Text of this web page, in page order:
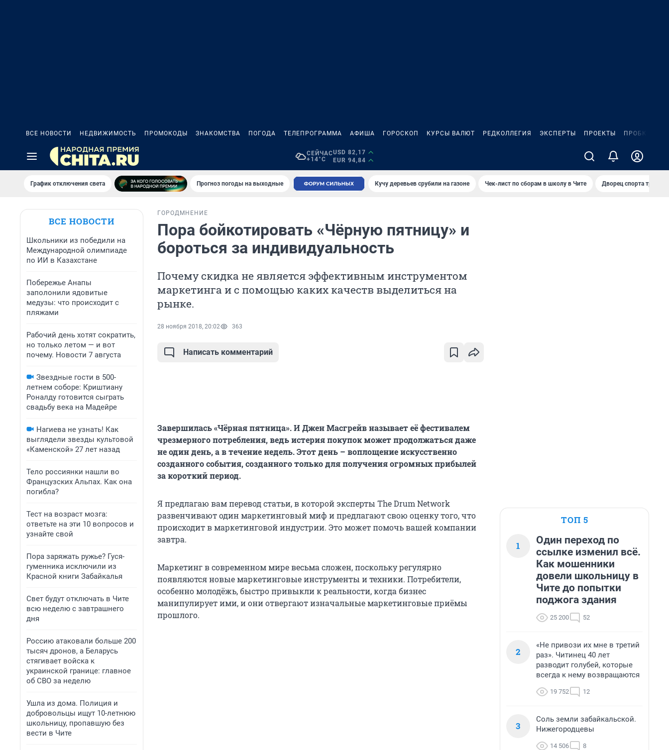
ВСЕ НОВОСТИ НЕДВИЖИМОСТЬ ПРОМОКОДЫ ЗНАКОМСТВА ПОГОДА ТЕЛЕПРОГРАММА АФИША ГОРОСКОП КУРСЫ ВАЛЮТ РЕДКОЛЛЕГИЯ ЭКСПЕРТЫ ПРОЕКТЫ ПРОБКИ
СЕЙЧАС
+14°C
USD 82,17
EUR 94,84
График отключения света Прогноз погоды на выходные Кучу деревьев срубили на газоне Чек-лист по сборам в школу в Чите Дворец спорта
ВСЕ НОВОСТИ
Школьники из победили на
Международной олимпиаде
по ИИ в Казахстане
Побережье Анапы
заполонили ядовитые
медузы: что происходит с
пляжами
Рабочий день хотят сократить,
но только летом — и вот
почему. Новости 7 августа
Звездные гости в 500-
летнем соборе: Криштиану
Роналду готовится сыграть
свадьбу века на Мадейре
Нагиева не узнать! Как
выглядели звезды культовой
«Каменской» 27 лет назад
Тело россиянки нашли во
Французских Альпах. Как она
погибла?
Тест на возраст мозга:
ответьте на эти 10 вопросов и
узнайте свой
Пора заряжать ружье? Гуся-
гуменника исключили из
Красной книги Забайкалья
Свет будут отключать в Чите
всю неделю с завтрашнего
дня
Россию атаковали больше 200
тысяч дронов, а Беларусь
стягивает войска к
украинской границе: главное
об СВО за неделю
Ушла из дома. Полиция и
добровольцы ищут 10-летнюю
школьницу, пропавшую без
вести в Чите
ГОРОД МНЕНИЕ
Пора бойкотировать «Чёрную пятницу» и
бороться за индивидуальность
Почему скидка не является эффективным инструментом
маркетинга и с помощью каких качеств выделиться на
рынке.
28 ноября 2018, 20:02 363
Написать комментарий
Завершилась «Чёрная пятница». И Джен Масгрейв называет её фестивалем
чрезмерного потребления, ведь истерия покупок может продолжаться даже
не один день, а в течение недель. Этот день – воплощение искусственно
созданного события, созданного только для получения огромных прибылей
за короткий период.
Я предлагаю вам перевод статьи, в которой эксперты The Drum Network
развенчивают один маркетинговый миф и предлагают свою оценку того, что
происходит в маркетинговой индустрии. Это может помочь вашей компании
завтра.
Маркетинг в современном мире весьма сложен, поскольку регулярно
появляются новые маркетинговые инструменты и техники. Потребители,
особенно молодёжь, быстро привыкли к реальности, когда бизнес
манипулирует ими, и они отвергают изначальные маркетинговые приёмы
прошлого.
ТОП 5
1
Один переход по
ссылке изменил всё.
Как мошенники
довели школьницу в
Чите до попытки
поджога здания
25 200 52
2
«Не привози их мне в третий
раз». Читинец 40 лет
разводит голубей, которые
всегда к нему возвращаются
19 752 12
3
Соль земли забайкальской.
Нижегородцевы
14 506 8